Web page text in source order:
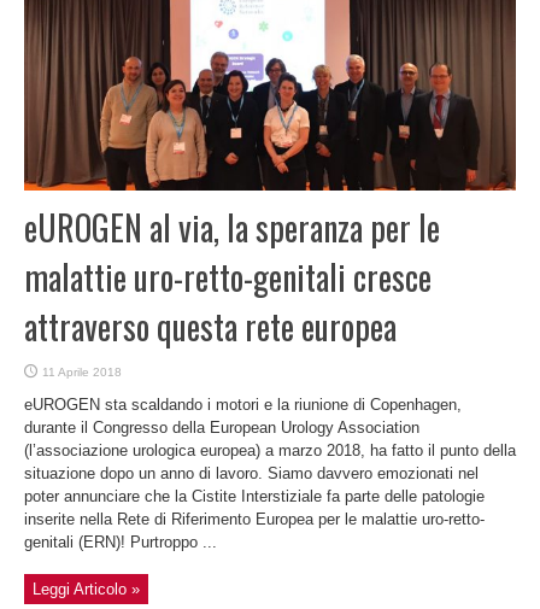
eUROGEN al via, la speranza per le
malattie uro-retto-genitali cresce
attraverso questa rete europea
11 Aprile 2018
eUROGEN sta scaldando i motori e la riunione di Copenhagen,
durante il Congresso della European Urology Association
(l’associazione urologica europea) a marzo 2018, ha fatto il punto della
situazione dopo un anno di lavoro. Siamo davvero emozionati nel
poter annunciare che la Cistite Interstiziale fa parte delle patologie
inserite nella Rete di Riferimento Europea per le malattie uro-retto-
genitali (ERN)! Purtroppo ...
Leggi Articolo »